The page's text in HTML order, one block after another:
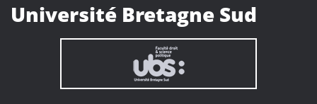
Université Bretagne Sud